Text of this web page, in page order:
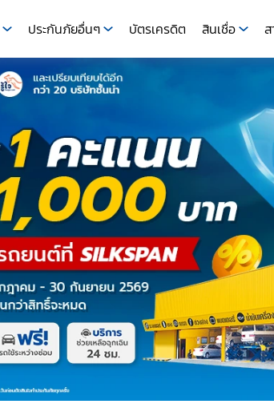
ประกันภัยอื่นๆ บัตรเครดิต สินเชื่อ ส